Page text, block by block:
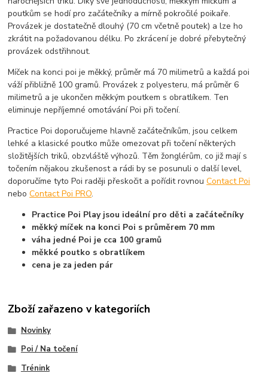
poutkům se hodí pro začátečníky a mírně pokročilé poikaře.
Provázek je dostatečně dlouhý (70 cm včetně poutek) a lze ho
zkrátit na požadovanou délku. Po zkrácení je dobré přebytečný
provázek odstřihnout.
Míček na konci poi je měkký, průměr má 70 milimetrů a každá poi
váží přibližně 100 gramů. Provázek z polyesteru, má průměr 6
milimetrů a je ukončen měkkým poutkem s obratlíkem. Ten
eliminuje nepříjemné omotávání Poi při točení.
Practice Poi doporučujeme hlavně začátečníkům, jsou celkem
lehké a klasické poutko může omezovat při točení některých
složitějších triků, obzvláště výhozů. Těm žonglérům, co již mají s
točením nějakou zkušenost a rádi by se posunuli o další level,
doporučíme tyto Poi raději přeskočit a pořídit rovnouContact Poi
neboContact Poi PRO.
Practice Poi Play jsou ideální pro děti a začátečníky
měkký míček na konci Poi s průměrem 70 mm
váha jedné Poi je cca 100 gramů
měkké poutko s obratlíkem
cena je za jeden pár
Zboží zařazeno v kategoriích
Novinky
Poi / Na točení
Trénink